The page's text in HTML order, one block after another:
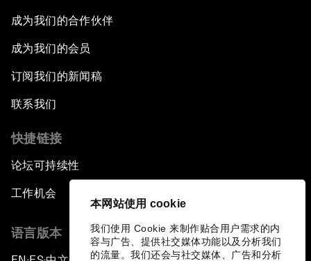
本网站使用 cookie
我们使用 Cookie 来制作贴合用户需求的内
容与广告、提供社交媒体功能以及分析我们
的流量。我们还会与社交媒体、广告和分析
成为我们的合作伙伴
成为我们的会员
订阅我们的新闻稿
联系我们
快捷链接
论坛可持续性
工作机会
语言版本
▪ ▪ ▪